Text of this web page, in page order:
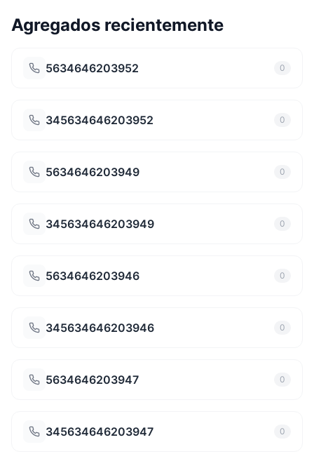
Agregados recientemente
5634646203952 0
345634646203952 0
5634646203949 0
345634646203949 0
5634646203946 0
345634646203946 0
5634646203947 0
345634646203947 0